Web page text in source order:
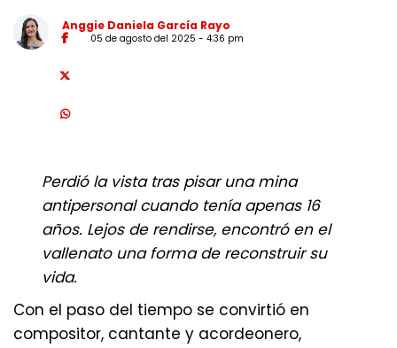
Anggie Daniela García Rayo
05 de agosto del 2025 - 4:36 pm
Perdió la vista tras pisar una mina
antipersonal cuando tenía apenas 16
años. Lejos de rendirse, encontró en el
vallenato una forma de reconstruir su
vida.
Con el paso del tiempo se convirtió en
compositor, cantante y acordeonero,